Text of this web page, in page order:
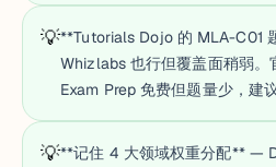
💡**Tutorials Dojo 的 MLA-C01
Whizlabs 也行但覆盖面稍弱
Exam Prep 免费但题量少，建
💡**记住 4 大领域权重分配** —